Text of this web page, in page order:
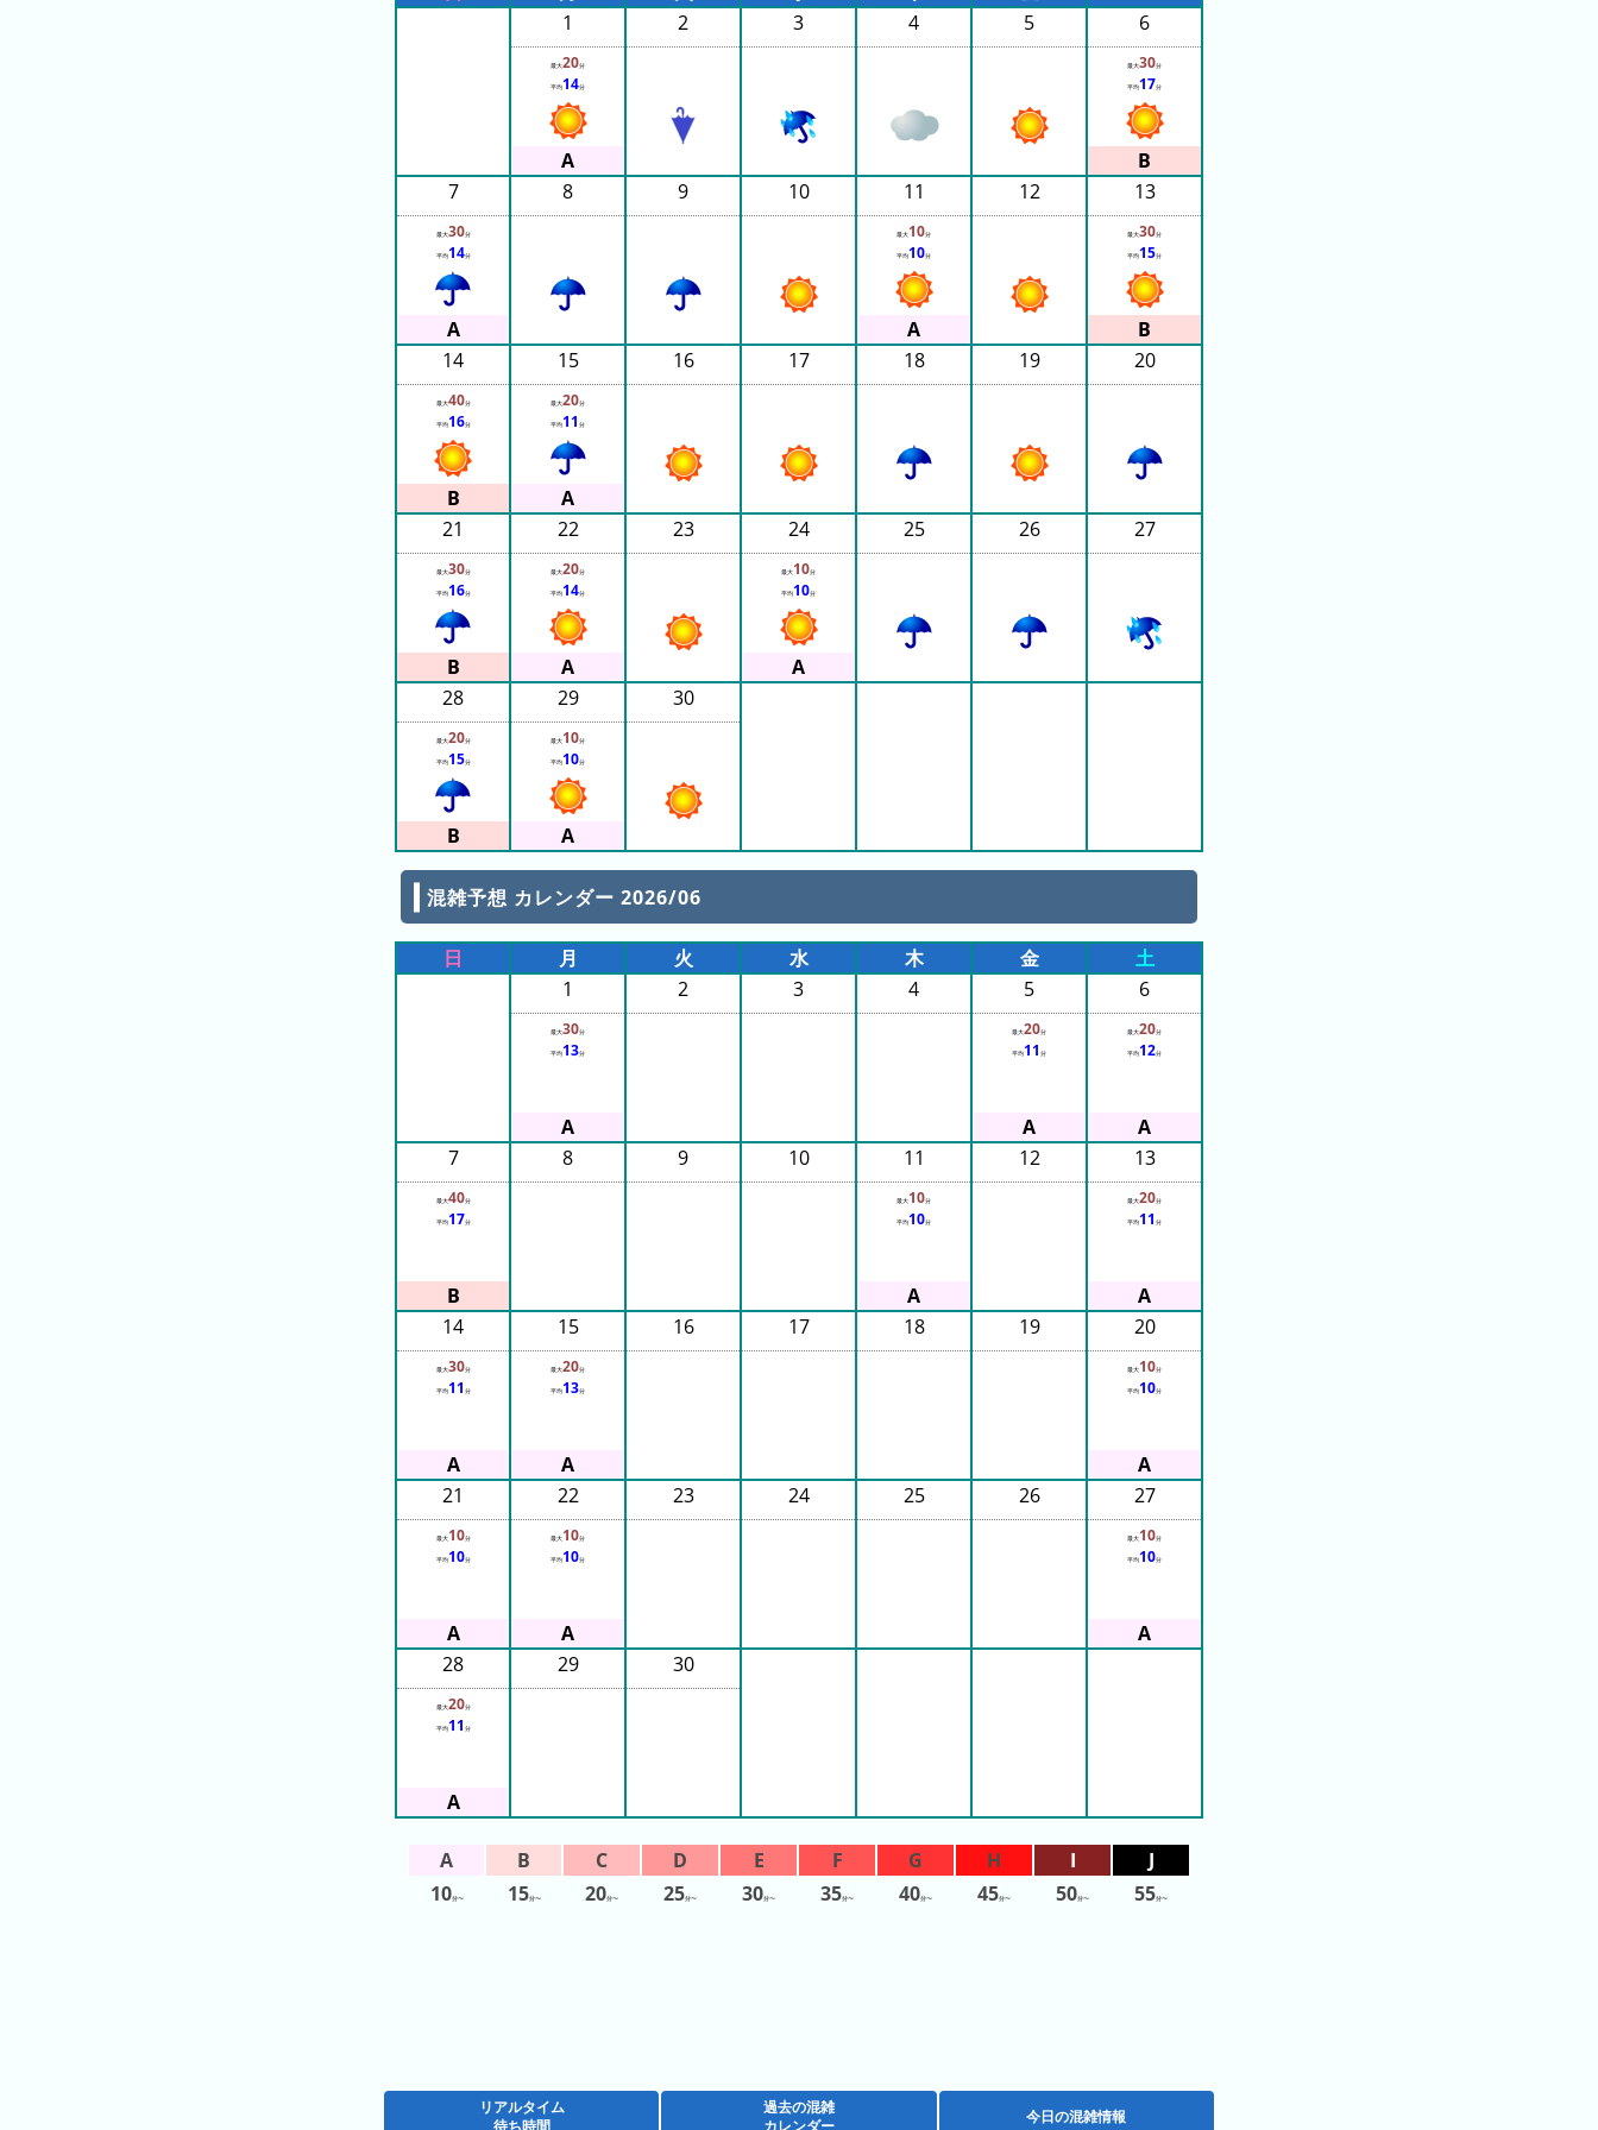
1
最大20分
平均14分
2 3 4 5 6
最大30分
平均17分
7
最大30分
平均14分
8 9 10 11
最大10分
平均10分
12 13
最大30分
平均15分
14
最大40分
平均16分
15
最大20分
平均11 分
16 17 18 19 20
21
最大30分
平均16分
22
最大20分
平均14分
23 24
最大10分
平均10分
25 26 27
28
最大20分
平均15分
29
最大10分
平均10分
30
混雑予想 カレンダー 2026/06
日 月 火 水 木 金
土
1
最大30分
平均13分
2 3 4 5
最大20分
平均11 分
6
最大20分
平均12分
7
最大40分
平均17分
8 9 10 11
最大10分
平均10分
12 13
最大20分
平均11 分
14
最大30分
平均11 分
15
最大20分
平均13分
16 17 18 19 20
最大10分
平均10分
21
最大10分
平均10分
22
最大10分
平均10分
23 24 25 26 27
最大10分
平均10分
28
最大20分
平均11 分
29 30
10分〜 15分〜 20分〜 25分〜 30分〜 35分〜 40分〜 45分〜 50分〜 55分〜
リアルタイム
過去の混雑
今日の混雑情報